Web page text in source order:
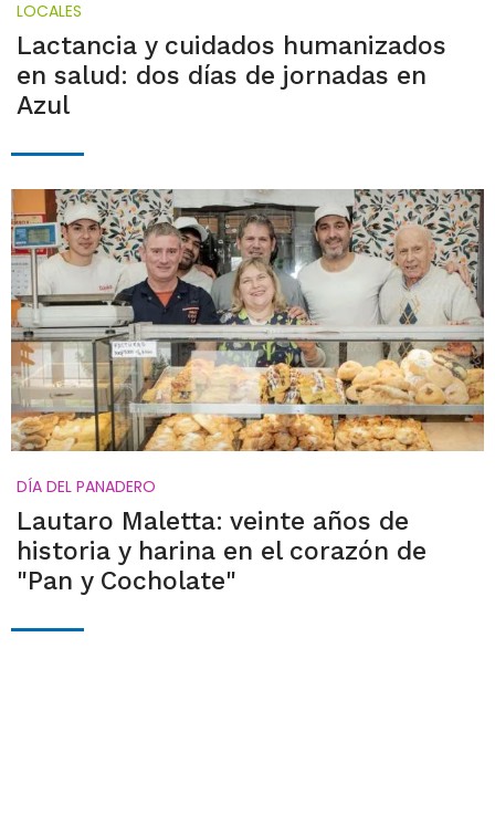
LOCALES
Lactancia y cuidados humanizados
en salud: dos días de jornadas en
Azul
DÍA DEL PANADERO
Lautaro Maletta: veinte años de
historia y harina en el corazón de
"Pan y Cocholate"